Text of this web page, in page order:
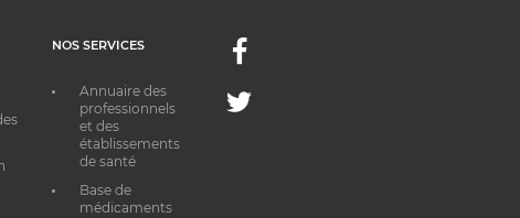
NOS SERVICES
Annuaire des
professionnels
et des
établissements
de santé
Base de
médicaments
Facebook
Twitter